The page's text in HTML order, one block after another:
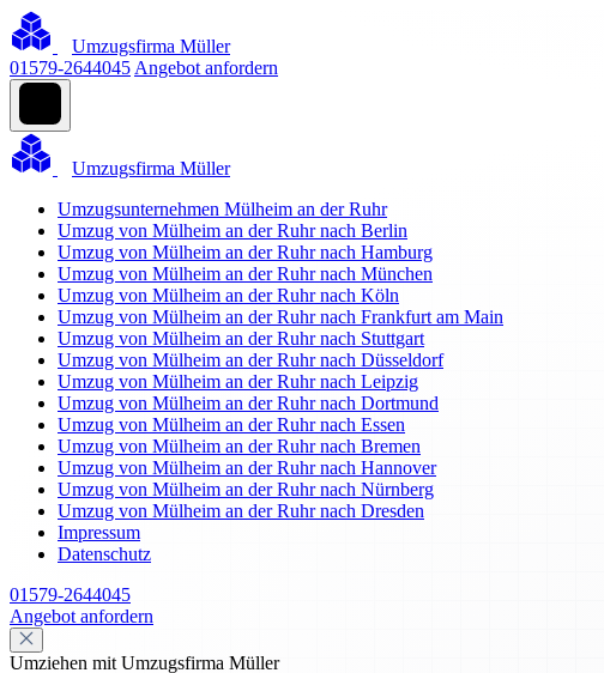
Umzugsfirma Müller
01579-2644045 Angebot anfordern
Umzugsfirma Müller
Umzugsunternehmen Mülheim an der Ruhr
Umzug von Mülheim an der Ruhr nach Berlin
Umzug von Mülheim an der Ruhr nach Hamburg
Umzug von Mülheim an der Ruhr nach München
Umzug von Mülheim an der Ruhr nach Köln
Umzug von Mülheim an der Ruhr nach Frankfurt am Main
Umzug von Mülheim an der Ruhr nach Stuttgart
Umzug von Mülheim an der Ruhr nach Düsseldorf
Umzug von Mülheim an der Ruhr nach Leipzig
Umzug von Mülheim an der Ruhr nach Dortmund
Umzug von Mülheim an der Ruhr nach Essen
Umzug von Mülheim an der Ruhr nach Bremen
Umzug von Mülheim an der Ruhr nach Hannover
Umzug von Mülheim an der Ruhr nach Nürnberg
Umzug von Mülheim an der Ruhr nach Dresden
Impressum
Datenschutz
01579-2644045
Angebot anfordern
Umziehen mit Umzugsfirma Müller